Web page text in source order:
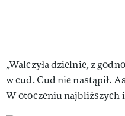
„Walczyła dzielnie, z
w cud. Cud nie nastąpił.
W otoczeniu najbliższych i